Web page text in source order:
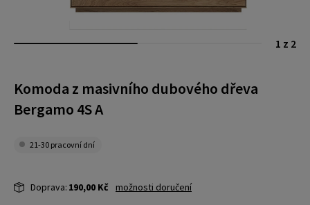
1 z 2
Komoda z masivního dubového dřeva
Bergamo 4S A
21-30 pracovní dní
Doprava: 190,00 Kč možnosti doručení